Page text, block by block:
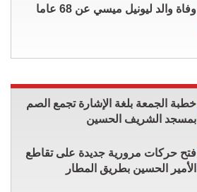
وفاة والد ليونيل ميسي عن 68 عاما
خطبة الجمعة بلغة الإشارة تجمع الصم
بمسجد الشريف الحسين
فتح حركات مرورية جديدة على تقاطع
الأمير الحسين بطريق المطار